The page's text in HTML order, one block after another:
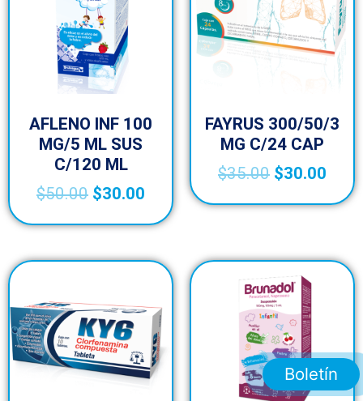
AFLENO INF 100
MG/5 ML SUS
C/120 ML
$50.00 $30.00
FAYRUS 300/50/3
MG C/24 CAP
$35.00 $30.00
Boletín